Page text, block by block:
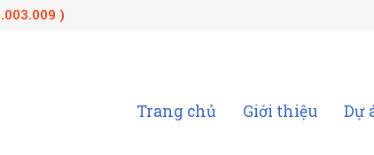
)
Trang chủ Giới thiệu Dự